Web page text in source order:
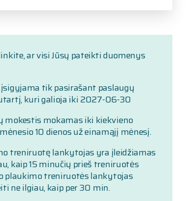
ar visi Jūsų pateikti duomenys
tik pasirašant paslaugų
kuri galioja iki 2027-06-30
mokestis mokamas iki kiekvieno
10 dienos už einamąjį mėnesį.
treniruotę lankytojas yra įleidžiamas
kaip 15 minučių prieš treniruotės
plaukimo treniruotės lankytojas
ne ilgiau, kaip per 30 min.